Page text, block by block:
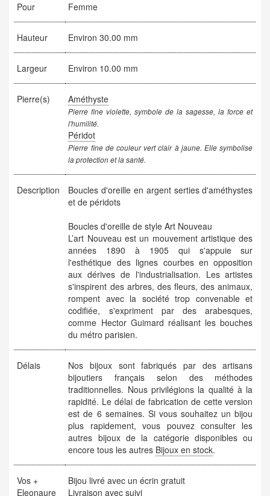
Pour Femme
Hauteur Environ 30.00 mm
Largeur Environ 10.00 mm
Pierre(s) Améthyste
Pierre fine violette, symbole de la sagesse, la force et
l'humilité.
Péridot
Pierre fine de couleur vert clair à jaune. Elle symbolise
la protection et la santé.
Description
Boucles d'oreille en argent serties d'améthystes
et de péridots
Boucles d'oreille de style Art Nouveau
L’art Nouveau est un mouvement artistique des
années 1890 à 1905 qui s'appuie sur
l'esthétique des lignes courbes en opposition
aux dérives de l'industrialisation. Les artistes
s'inspirent des arbres, des fleurs, des animaux,
rompent avec la société trop convenable et
codifiée, s'expriment par des arabesques,
comme Hector Guimard réalisant les bouches
du métro parisien.
Délais
Nos bijoux sont fabriqués par des artisans
bijoutiers français selon des méthodes
traditionnelles. Nous privilégions la qualité à la
rapidité. Le délai de fabrication de cette version
est de 6 semaines. Si vous souhaitez un bijou
plus rapidement, vous pouvez consulter les
autres bijoux de la catégorie disponibles ou
encore tous les autres Bijoux en stock.
Vos +
Eleonaure
Bijou livré avec un écrin gratuit
Livraison avec suivi